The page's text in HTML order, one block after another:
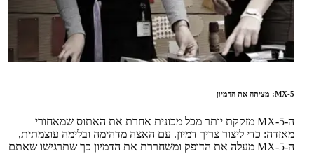
MX-5: מציתה את הדמיון
ה-MX-5 מזקקת יותר מכל מכונית אחרת את האתוס שמאחורי
מאזדה: כדי ליצור צריך דמיון. עם האצה מדהימה ובלימה עוצמתית,
ה-MX-5 מעלה את הדופק ומשחררת את הדמיון כך שתרגישו שאתם